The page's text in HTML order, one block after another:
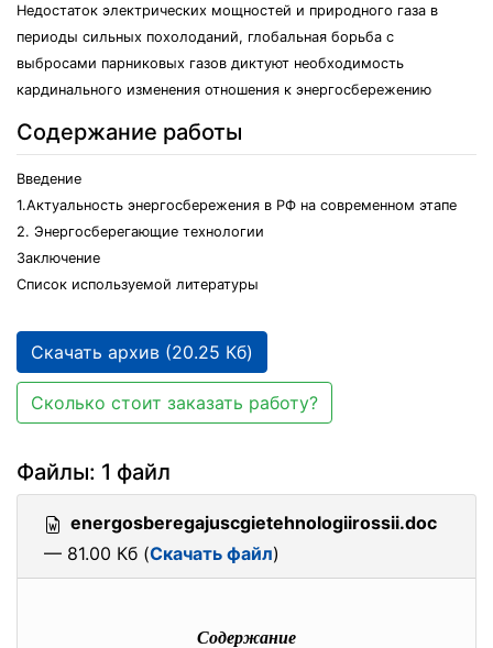
Недостаток электрических мощностей и природного газа в
периоды сильных похолоданий, глобальная борьба с
выбросами парниковых газов диктуют необходимость
кардинального изменения отношения к энергосбережению
Содержание работы
Введение
1.Актуальность энергосбережения в РФ на современном этапе
2. Энергосберегающие технологии
Заключение
Список используемой литературы
Скачать архив (20.25 Кб)
Сколько стоит заказать работу?
Файлы: 1 файл
energosberegajuscgietehnologiirossii.doc
— 81.00 Кб (Скачать файл)
Содержание